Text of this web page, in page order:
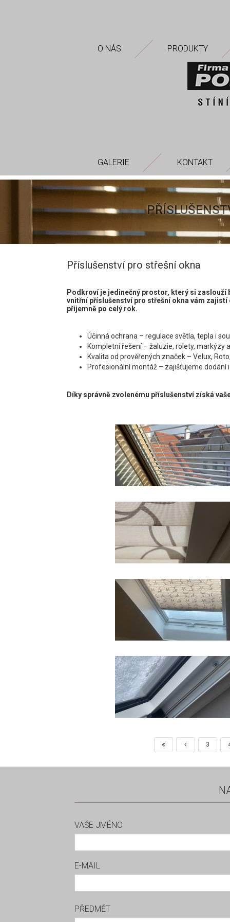
O NÁS PRODUKTY
GALERIE KONTAKT
Příslušenství pro střešní okna
Podkroví je jedinečný prostor, který si zaslouží
vnitřní příslušenství pro střešní okna vám
příjemně po celý rok.
Účinná ochrana – regulace světla, tepla i
Kompletní řešení – žaluzie, rolety, markýzy
Kvalita od prověřených značek – Velux,
Profesionální montáž – zajišťujeme dodání
Díky správně zvolenému příslušenství získá
3
VAŠE JMÉNO
E-MAIL
PŘEDMĚT